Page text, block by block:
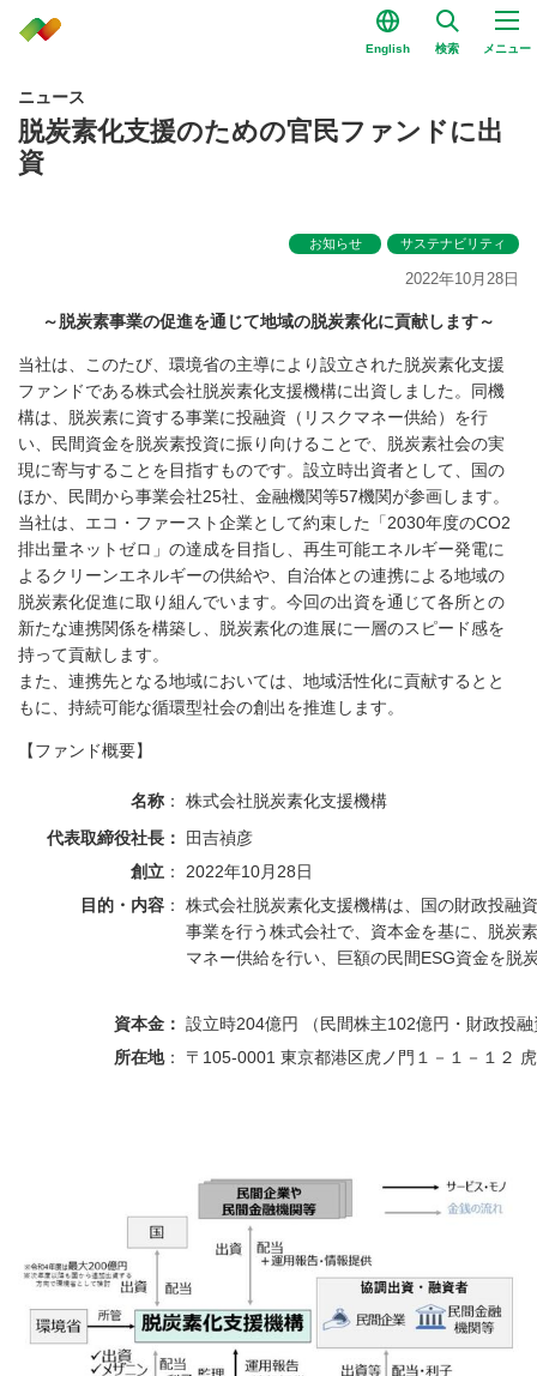
English 検索 メニュー
ニュース
脱炭素化支援のための官民ファンドに出
資
お知らせ サステナビリティ
2022年10月28日
～脱炭素事業の促進を通じて地域の脱炭素化に貢献します～
当社は、このたび、環境省の主導により設立された脱炭素化支援
ファンドである株式会社脱炭素化支援機構に出資しました。同機
構は、脱炭素に資する事業に投融資（リスクマネー供給）を行
い、民間資金を脱炭素投資に振り向けることで、脱炭素社会の実
現に寄与することを目指すものです。設立時出資者として、国の
ほか、民間から事業会社25社、金融機関等57機関が参画します。
当社は、エコ・ファースト企業として約束した「2030年度のCO2
排出量ネットゼロ」の達成を目指し、再生可能エネルギー発電に
よるクリーンエネルギーの供給や、自治体との連携による地域の
脱炭素化促進に取り組んでいます。今回の出資を通じて各所との
新たな連携関係を構築し、脱炭素化の進展に一層のスピード感を
持って貢献します。
また、連携先となる地域においては、地域活性化に貢献するとと
もに、持続可能な循環型社会の創出を推進します。
【ファンド概要】
名称 ：
株式会社脱炭素化支援機構
代表取締役社長：
田吉禎彦
創立 ：
2022年10月28日
目的・内容 ：
株式会社脱炭素化支援機構は、国の財政投融
事業を行う株式会社で、資本金を基に、脱炭
マネー供給を行い、巨額の民間ESG資金を脱
資本金： 設立時204億円 （民間株主102億円・財政投
所在地： 〒105-0001 東京都港区虎ノ門１－１－１２